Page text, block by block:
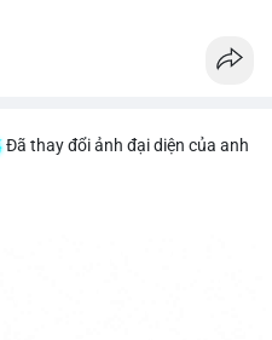
Đã thay đổi ảnh đại diện của anh